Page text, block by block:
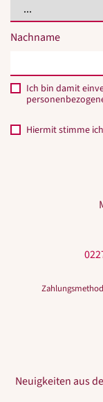
Nachname
Ich bin damit
Hiermit stimme
Neuigkeiten aus